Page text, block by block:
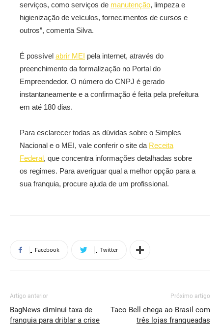
serviços, como serviços de manutenção, limpeza e
higienização de veículos, fornecimentos de cursos e
outros”, comenta Silva.
É possível abrir MEI pela internet, através do
preenchimento da formalização no Portal do
Empreendedor. O número do CNPJ é gerado
instantaneamente e a confirmação é feita pela prefeitura
em até 180 dias.
Para esclarecer todas as dúvidas sobre o Simples
Nacional e o MEI, vale conferir o site da Receita
Federal, que concentra informações detalhadas sobre
os regimes. Para averiguar qual a melhor opção para a
sua franquia, procure ajuda de um profissional.
Facebook Twitter
Artigo anterior
BagNews diminui taxa de
franquia para driblar a crise
Próximo artigo
Taco Bell chega ao Brasil com
três lojas franqueadas